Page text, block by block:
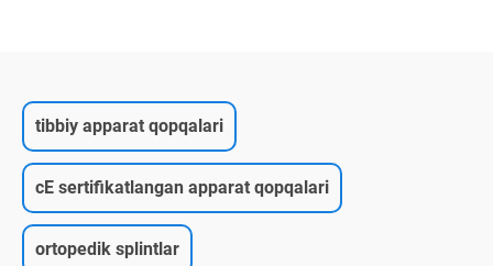
tibbiy apparat qopqalari
cE sertifikatlangan apparat qopqalari
ortopedik splintlar